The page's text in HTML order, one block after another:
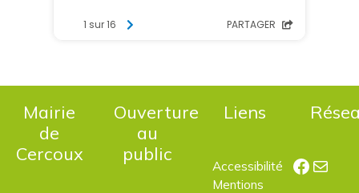
Mairie
de
Cercoux
Ouverture
au
public
Liens
Accessibilité
Mentions
E-mail